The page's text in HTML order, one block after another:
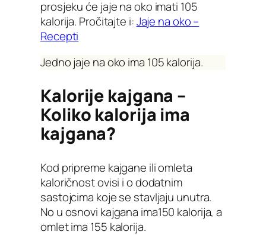
prosjeku će jaje na oko imati 105
kalorija. Pročitajte i:Jaje na oko –
Recepti
Jedno jaje na oko ima 105 kalorija.
Kalorije kajgana –
Koliko kalorija ima
kajgana?
Kod pripreme kajgane ili omleta
kaloričnost ovisi i o dodatnim
sastojcima koje se stavljaju unutra.
No u osnovi kajgana ima150 kalorija, a
omlet ima 155 kalorija.